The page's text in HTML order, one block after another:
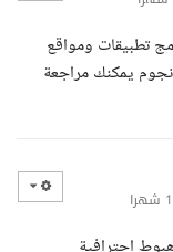
تطبيقات ومواقع
بخبرة تتجاوز الأربع سنوات وبفضل الله بتقييم 5 نجوم يمكنك مراجعة